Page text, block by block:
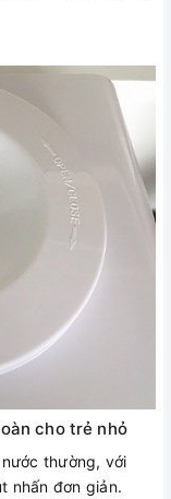
cho trẻ nhỏ
thường, với
nhấn đơn giản.